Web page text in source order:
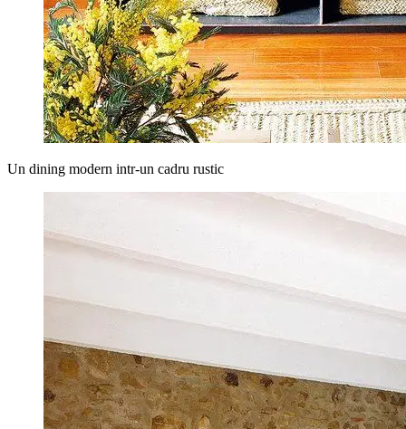
Un dining modern intr-un cadru rustic